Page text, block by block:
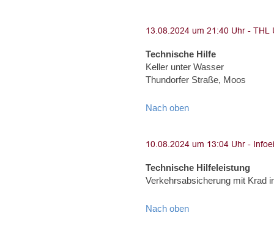
Technische Hilfe
Keller unter Wasser
Thundorfer Straße, Moos
Nach oben
Technische Hilfeleistung
Verkehrsabsicherung mit Krad
Nach oben